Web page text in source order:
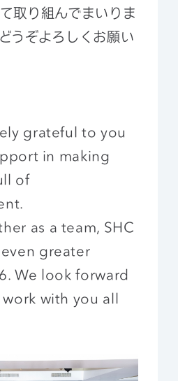
取り組んでまいりま
うぞよろしくお願い
grateful to you
in making
of
as a team, SHC
greater
We look forward
with you all